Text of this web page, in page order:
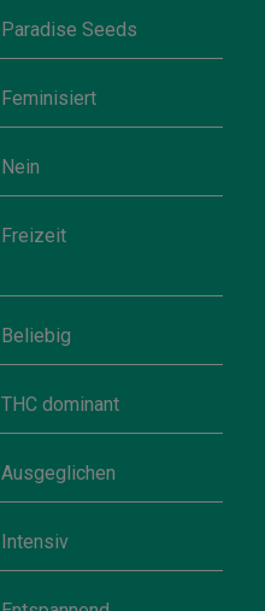
Paradise Seeds
Feminisiert
Nein
Freizeit
Beliebig
THC dominant
Ausgeglichen
Intensiv